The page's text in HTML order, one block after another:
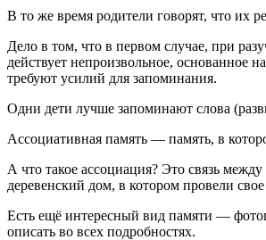
В то же время родители говорят, что их
Дело в том, что в первом случае, при
действует непроизвольное, основанное
требуют усилий для запоминания.
Одни дети лучше запоминают слова
Ассоциативная память — память, в
А что такое ассоциация? Это связь
деревенский дом, в котором провели
Есть ещё интересный вид памяти —
описать во всех подробностях.